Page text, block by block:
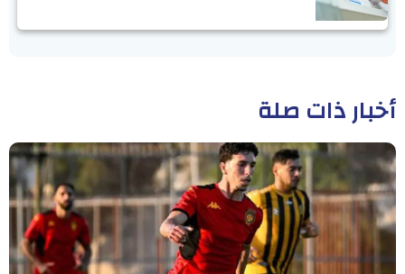
أخبار ذات صلة